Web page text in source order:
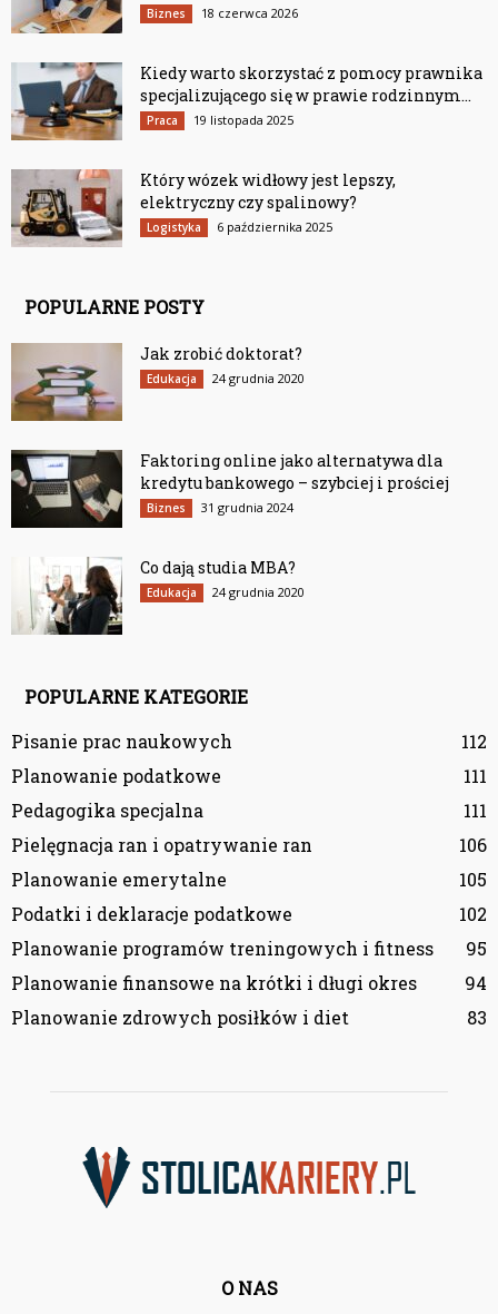
Biznes 18 czerwca 2026
Kiedy warto skorzystać z pomocy prawnika
specjalizującego się w prawie rodzinnym...
Praca 19 listopada 2025
Który wózek widłowy jest lepszy,
elektryczny czy spalinowy?
Logistyka 6 października 2025
POPULARNE POSTY
Jak zrobić doktorat?
Edukacja 24 grudnia 2020
Faktoring online jako alternatywa dla
kredytu bankowego – szybciej i prościej
Biznes 31 grudnia 2024
Co dają studia MBA?
Edukacja 24 grudnia 2020
POPULARNE KATEGORIE
Pisanie prac naukowych
112
Planowanie podatkowe
111
Pedagogika specjalna
111
Pielęgnacja ran i opatrywanie ran
106
Planowanie emerytalne
105
Podatki i deklaracje podatkowe
102
Planowanie programów treningowych i fitness
95
Planowanie finansowe na krótki i długi okres
94
Planowanie zdrowych posiłków i diet
83
O NAS